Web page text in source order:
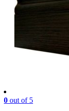
0 out of 5